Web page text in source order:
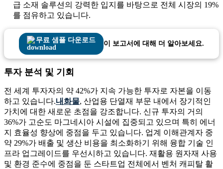
급 소재 솔루션의 강력한 입지를 바탕으로 전체 시장의 19%
를 점유하고 있습니다.
무료 샘플 다운로드 이 보고서에 대해 더 알아보세요.
투자 분석 및 기회
전 세계 투자자의 약 42%가 지속 가능한 투자로 자본을 이동
하고 있습니다.내화물, 산업용 단열재 부문 내에서 장기적인
가치에 대한 새로운 초점을 강조합니다. 신규 투자의 거의
36%가 고순도 마그네시아 시설에 집중되고 있으며 특히 에너
지 효율성 향상에 중점을 두고 있습니다. 업계 이해관계자 중
약 29%가 배출 및 생산 비용을 최소화하기 위해 융합 기술 인
프라 업그레이드를 우선시하고 있습니다. 재활용 원자재 사용
및 환경 준수에 중점을 둔 스타트업 전체에서 벤처 캐피탈 활